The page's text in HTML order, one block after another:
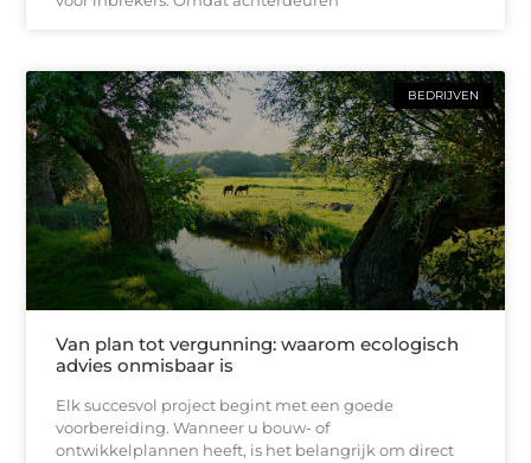
BEDRIJVEN
Van plan tot vergunning: waarom ecologisch
advies onmisbaar is
Elk succesvol project begint met een goede
voorbereiding. Wanneer u bouw- of
ontwikkelplannen heeft, is het belangrijk om direct